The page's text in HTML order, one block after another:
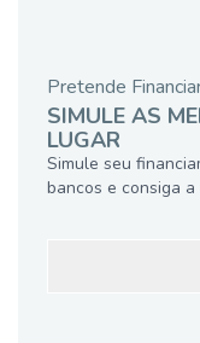
Pretende
SIMULE AS
LUGAR
Simule seu
bancos e consiga